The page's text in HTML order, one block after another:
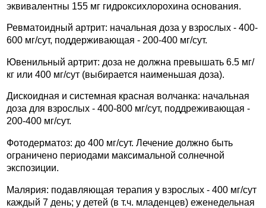
эквивалентны 155 мг гидроксихлорохина основания.
Ревматоидный артрит: начальная доза у взрослых - 400-
600 мг/сут, поддерживающая - 200-400 мг/сут.
Ювенильный артрит: доза не должна превышать 6.5 мг/
кг или 400 мг/сут (выбирается наименьшая доза).
Дискоидная и системная красная волчанка: начальная
доза для взрослых - 400-800 мг/сут, поддреживающая -
200-400 мг/сут.
Фотодерматоз: до 400 мг/сут. Лечение должно быть
ограничено периодами максимальной солнечной
экспозиции.
Малярия: подавляющая терапия у взрослых - 400 мг/сут
каждый 7 день; у детей (в т.ч. младенцев) еженедельная